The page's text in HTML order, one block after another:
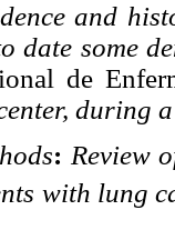
and
date some
de
during
: Review
with lung